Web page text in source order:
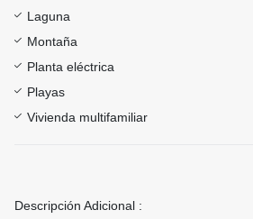
Laguna
Montaña
Planta eléctrica
Playas
Vivienda multifamiliar
Descripción Adicional :